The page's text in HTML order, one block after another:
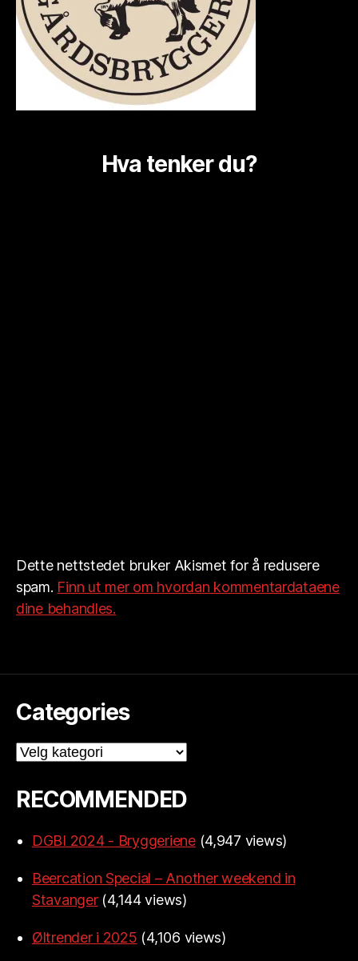
Hva tenker du?
Dette nettstedet bruker Akismet for å redusere
spam. Finn ut mer om hvordan kommentardataene
dine behandles.
Categories
Categories
RECOMMENDED
DGBI 2024 - Bryggeriene (4,947 views)
Beercation Special – Another weekend in
Stavanger (4,144 views)
Øltrender i 2025 (4,106 views)